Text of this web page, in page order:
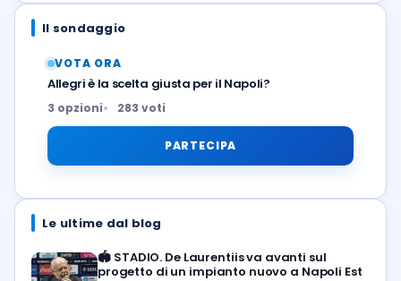
Il sondaggio
VOTA ORA
Allegri è la scelta giusta per il Napoli?
3 opzioni 283 voti
PARTECIPA
Le ultime dal blog
🏟️ STADIO. De Laurentiis va avanti sul
progetto di un impianto nuovo a Napoli Est